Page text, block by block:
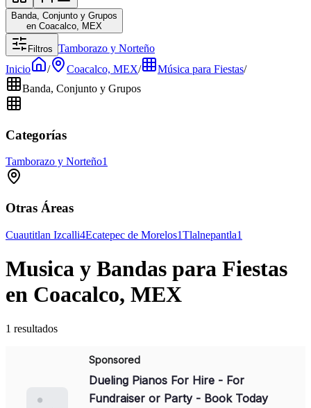
Banda, Conjunto y Grupos
en Coacalco, MEX
Filtros Tamborazo y Norteño
Inicio
/ Coacalco, MEX/ Música para Fiestas/
Banda, Conjunto y Grupos
Categorías
Tamborazo y Norteño1
Otras Áreas
Cuautitlan Izcalli4Ecatepec de Morelos1Tlalnepantla1
Musica y Bandas para Fiestas
en Coacalco, MEX
1 resultados